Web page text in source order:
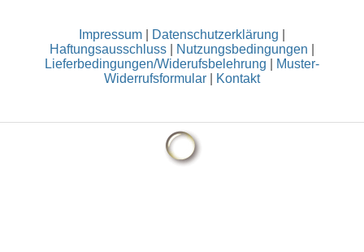
Impressum Datenschutzerklärung
Haftungsausschluss
Nutzungsbedingungen
Lieferbedingungen/Widerufsbelehrung
Muster-
Widerrufsformular
Kontakt